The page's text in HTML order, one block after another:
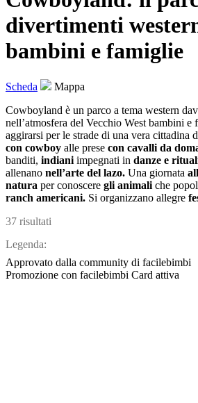
divertimenti
bambini e famiglie
Scheda
Mappa
Cowboyland è un parco a tema western
nell’atmosfera del Vecchio West bambini e
aggirarsi per le strade di una vera cittadina
con cowboy alle prese con cavalli da
banditi, indiani impegnati in danze e
allenano nell’arte del lazo. Una giornata
natura per conoscere gli animali che
ranch americani. Si organizzano allegre
37 risultati
Legenda:
Approvato dalla community di facilebimbi
Promozione con facilebimbi Card attiva